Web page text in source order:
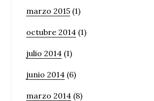
marzo 2015 (1)
octubre 2014 (1)
julio 2014 (1)
junio 2014 (6)
marzo 2014 (8)